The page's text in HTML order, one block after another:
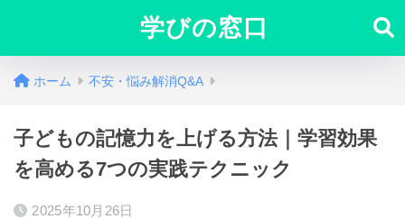
学びの窓口
ホーム 不安・悩み解消Q&A
子どもの記憶力を上げる方法｜学習効果
を高める7つの実践テクニック
2025年10月26日